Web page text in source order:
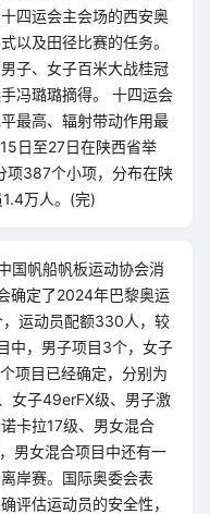
四运会主会场的西安奥
以及田径比赛的任务。
子、女子百米大战桂冠
冯璐璐摘得。 十四运会
最高、辐射带动作用最
日至27日在陕西省举
项387个小项，分布在陕
万人。(完)
国帆船帆板运动协会消
确定了2024年巴黎奥运
运动员配额330人，较
中，男子项目3个，女子
项目已经确定，分别为
女子49erFX级、男子激
卡拉17级、男女混合
男女混合项目中还有一
岸赛。国际奥委会表
评估运动员的安全性，